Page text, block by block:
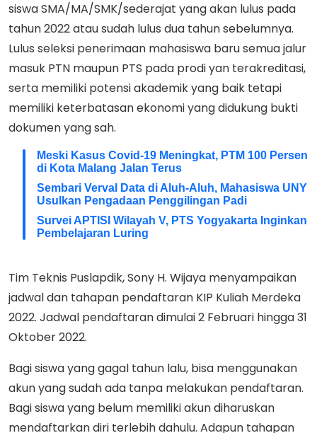
siswa SMA/MA/SMK/sederajat yang akan lulus pada
tahun 2022 atau sudah lulus dua tahun sebelumnya.
Lulus seleksi penerimaan mahasiswa baru semua jalur
masuk PTN maupun PTS pada prodi yan terakreditasi,
serta memiliki potensi akademik yang baik tetapi
memiliki keterbatasan ekonomi yang didukung bukti
dokumen yang sah.
Meski Kasus Covid-19 Meningkat, PTM 100 Persen
di Kota Malang Jalan Terus
Sembari Verval Data di Aluh-Aluh, Mahasiswa UNY
Usulkan Pengadaan Penggilingan Padi
Survei APTISI Wilayah V, PTS Yogyakarta Inginkan
Pembelajaran Luring
Tim Teknis Puslapdik, Sony H. Wijaya menyampaikan
jadwal dan tahapan pendaftaran KIP Kuliah Merdeka
2022. Jadwal pendaftaran dimulai 2 Februari hingga 31
Oktober 2022.
Bagi siswa yang gagal tahun lalu, bisa menggunakan
akun yang sudah ada tanpa melakukan pendaftaran.
Bagi siswa yang belum memiliki akun diharuskan
mendaftarkan diri terlebih dahulu. Adapun tahapan